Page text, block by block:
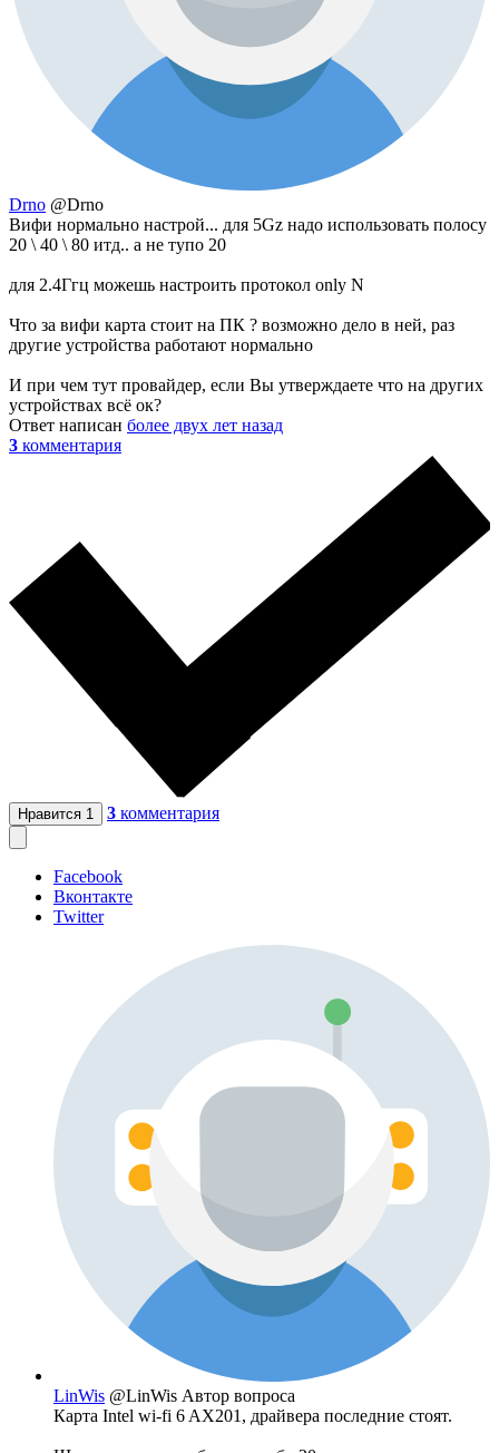
Drno @Drno
Вифи нормально настрой... для 5Gz надо использовать полосу
20 \ 40 \ 80 итд.. а не тупо 20
для 2.4Ггц можешь настроить протокол only N
Что за вифи карта стоит на ПК ? возможно дело в ней, раз
другие устройства работают нормально
И при чем тут провайдер, если Вы утверждаете что на других
устройствах всё ок?
Ответ написан более двух лет назад
3 комментария
Нравится 1 3 комментария
Facebook
Вконтакте
Twitter
LinWis @LinWis Автор вопроса
Карта Intel wi-fi 6 AX201, драйвера последние стоят.